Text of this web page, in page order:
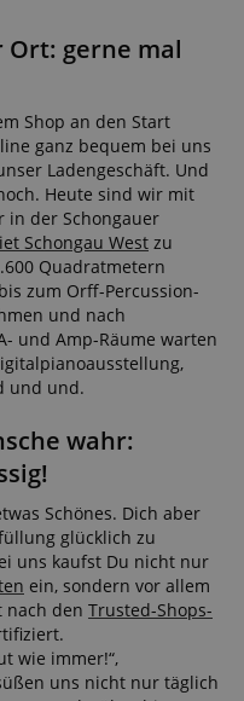
Ort: gerne mal
Shop an den Start
ganz bequem bei uns
Ladengeschäft. Und
Heute sind wir mit
in der Schongauer
Schongau West zu
Quadratmetern
zum Orff-Percussion-
und nach
und Amp-Räume warten
und und.
wahr:
Schönes. Dich aber
glücklich zu
uns kaufst Du nicht nur
ein, sondern vor allem
nach den Trusted-Shops-
wie immer!“,
uns nicht nur täglich
etc.).
Google-